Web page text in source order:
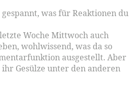
was für Reaktionen du
Woche Mittwoch auch
wohlwissend, was da so
ausgestellt. Aber
Gesülze unter den anderen